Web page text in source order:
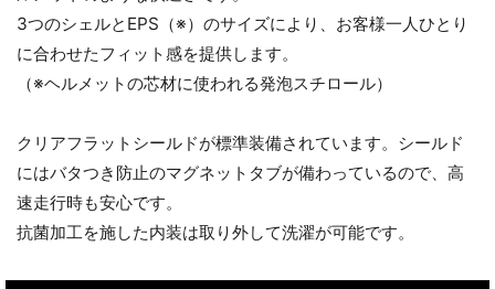
3つのシェルとEPS（※）のサイズにより、お客様一人ひとり
に合わせたフィット感を提供します。
（※ヘルメットの芯材に使われる発泡スチロール）
クリアフラットシールドが標準装備されています。シールド
にはバタつき防止のマグネットタブが備わっているので、高
速走行時も安心です。
抗菌加工を施した内装は取り外して洗濯が可能です。